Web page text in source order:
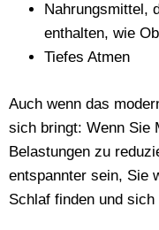
Nahrungsmittel,
enthalten, wie
Tiefes Atmen
Auch wenn das
sich bringt: Wenn Sie
Belastungen zu
entspannter sein, Sie
Schlaf finden und